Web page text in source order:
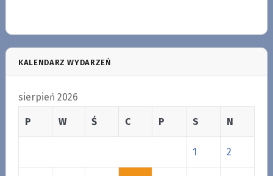
KALENDARZ WYDARZEŃ
sierpień 2026
P W Ś C P S N
1 2